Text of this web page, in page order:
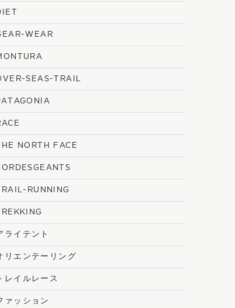
WEAR
SEAS-TRAIL
NORTH FACE
RUNNING
ライテント
リエンテーリング
レイルレース
ァッション